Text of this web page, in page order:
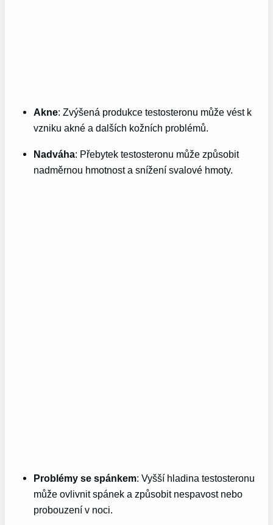
Akne: Zvýšená produkce testosteronu může vést k
vzniku akné a dalších kožních problémů.
Nadváha: Přebytek testosteronu může způsobit
nadměrnou hmotnost a snížení svalové hmoty.
Problémy se spánkem: Vyšší hladina testosteronu
může ovlivnit spánek a způsobit nespavost nebo
probouzení v noci.